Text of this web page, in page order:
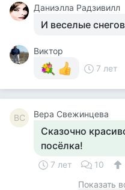
Даниэлла Радзивилл
И веселые
Виктор
7 лет
ВС Вера Свежинцева
Сказочно
посёлка!
7 лет 10
Показать